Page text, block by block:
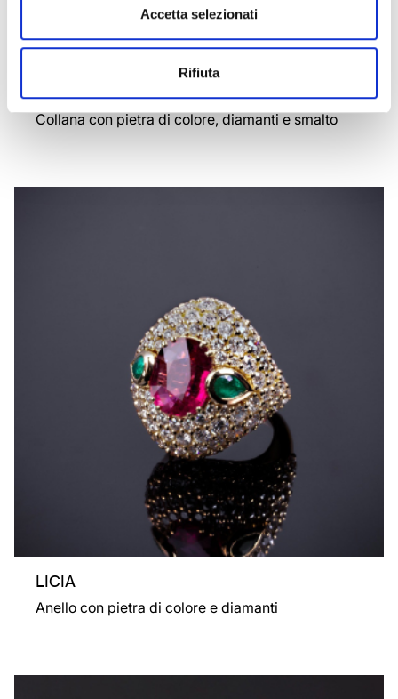
Accetta selezionati
Rifiuta
VENEZIA
Collana con pietra di colore, diamanti e smalto
LICIA
Anello con pietra di colore e diamanti